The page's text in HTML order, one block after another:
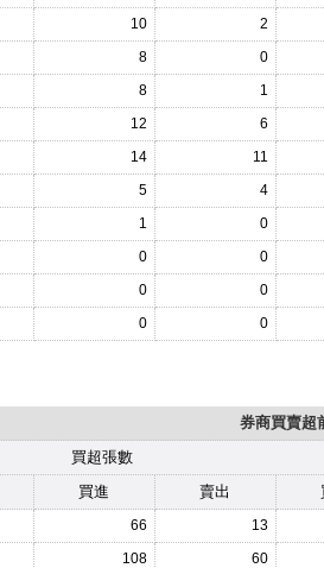
10
2
8
0
8
1
12
6
14
11
5
4
1
0
0
0
0
0
0
0
券商買賣超
買超張數
買進 賣出
66
13
108
60